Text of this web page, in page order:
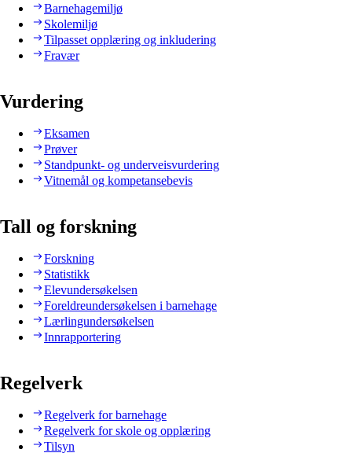
Barnehagemiljø
Skolemiljø
Tilpasset opplæring og inkludering
Fravær
Vurdering
Eksamen
Prøver
Standpunkt- og underveisvurdering
Vitnemål og kompetansebevis
Tall og forskning
Forskning
Statistikk
Elevundersøkelsen
Foreldreundersøkelsen i barnehage
Lærlingundersøkelsen
Innrapportering
Regelverk
Regelverk for barnehage
Regelverk for skole og opplæring
Tilsyn